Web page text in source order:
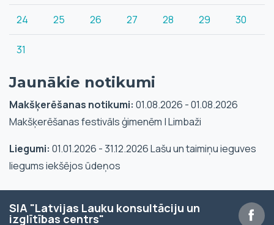
24 25 26 27 28 29 30
31
Jaunākie notikumi
Makšķerēšanas notikumi: 01.08.2026 - 01.08.2026
Makšķerēšanas festivāls ģimenēm | Limbaži
Liegumi: 01.01.2026 - 31.12.2026 Lašu un taimiņu ieguves
liegums iekšējos ūdeņos
SIA "Latvijas Lauku konsultāciju un
izglītības centrs"